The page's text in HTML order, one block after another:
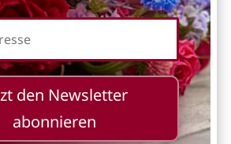
den Newsletter
abonnieren